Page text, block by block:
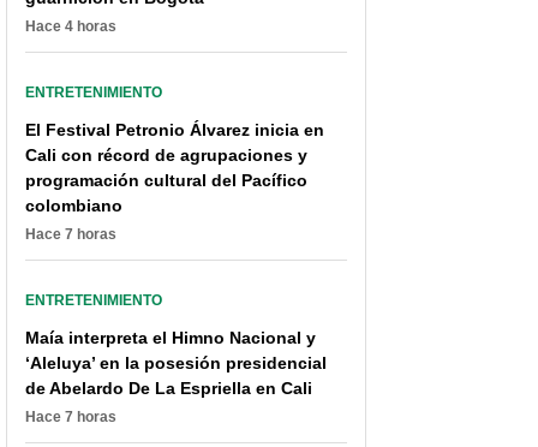
Hace 4 horas
ENTRETENIMIENTO
El Festival Petronio Álvarez inicia en
Cali con récord de agrupaciones y
programación cultural del Pacífico
colombiano
Hace 7 horas
ENTRETENIMIENTO
Maía interpreta el Himno Nacional y
‘Aleluya’ en la posesión presidencial
de Abelardo De La Espriella en Cali
Hace 7 horas